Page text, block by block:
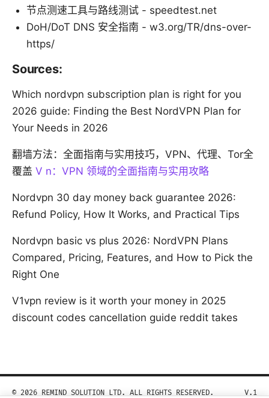
节点测速工具与路线测试 - speedtest.net
DoH/DoT DNS 安全指南 - w3.org/TR/dns-over-
https/
Sources:
Which nordvpn subscription plan is right for you
2026 guide: Finding the Best NordVPN Plan for
Your Needs in 2026
翻墙方法：全面指南与实用技巧，VPN、代理、Tor全
覆盖 V n：VPN 领域的全面指南与实用攻略
Nordvpn 30 day money back guarantee 2026:
Refund Policy, How It Works, and Practical Tips
Nordvpn basic vs plus 2026: NordVPN Plans
Compared, Pricing, Features, and How to Pick the
Right One
V1vpn review is it worth your money in 2025
discount codes cancellation guide reddit takes
© 2026 REMIND SOLUTION LTD. ALL RIGHTS RESERVED. V.1